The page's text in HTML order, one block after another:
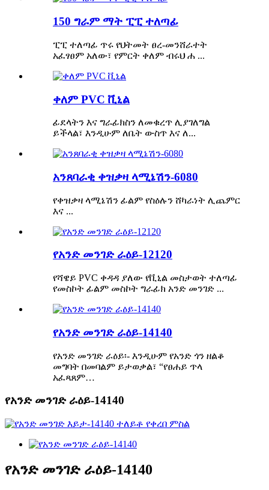
150 ግራም ማት ፒፒ ተለጣፊ
ፒፒ ተለጣፊ ጥሩ የህትመት ፀረ-መንሸራተት
አፈፃፀም አለው፣ የምርት ቀለም ብሩህ ሐ ...
ቀለም PVC ቪኒል
ፊደላትን እና ግራፊክስን ለመቁረጥ ሊያገለግል
ይችላል፣ እንዲሁም ለቤት ውስጥ እና ለ...
አንጸባራቂ ቀዝቃዛ ላሚኔሽን-6080
የቀዝቃዛ ላሚኔሽን ፊልም የስዕሉን ሸካራነት ሊጨምር
እና ...
የአንድ መንገድ ራዕይ-12120
የሻዌይ PVC ቀዳዳ ያለው የቪኒል መስታወት ተለጣፊ
የመስኮት ፊልም መስኮት ግራፊክ አንድ መንገድ ...
የአንድ መንገድ ራዕይ-14140
የአንድ መንገድ ራዕይ፡- እንዲሁም የአንድ ጎን ዘልቆ
መግባት በመባልም ይታወቃል፣ “የፀሐይ ጥላ
አፈጻጸም…
የአንድ መንገድ ራዕይ-14140
የአንድ መንገድ ራዕይ-14140